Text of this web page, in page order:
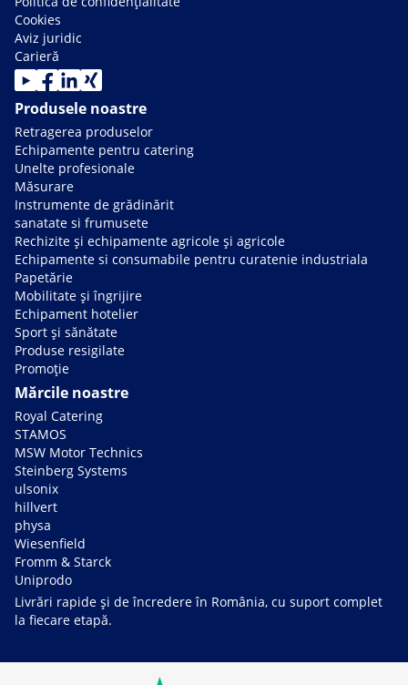
Cookies
Aviz juridic
Carieră
Produsele noastre
Retragerea produselor
Echipamente pentru catering
Unelte profesionale
Măsurare
Instrumente de grădinărit
sanatate si frumusete
Rechizite și echipamente agricole și agricole
Echipamente si consumabile pentru curatenie industriala
Papetărie
Mobilitate și îngrijire
Echipament hotelier
Sport și sănătate
Produse resigilate
Promoție
Mărcile noastre
Royal Catering
STAMOS
MSW Motor Technics
Steinberg Systems
ulsonix
hillvert
physa
Wiesenfield
Fromm & Starck
Uniprodo
Livrări rapide și de încredere în România, cu suport complet
la fiecare etapă.